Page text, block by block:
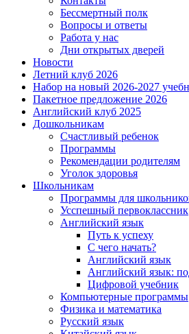
Бессмертный полк
Вопросы и ответы
Работа у нас
Дни открытых дверей
Новости
Летний клуб 2026
Набор на новый 2026-2027
Пакетное предложение 2026
Английский клуб 2025
Дошкольникам
Счастливый ребенок
Программы
Рекомендации родителям
Уголок здоровья
Школьникам
Программы для
Усспешный первоклассник
Английский язык
Путь к успеху
С чего начать?
Английский язык
Английский язык:
Цифровой учебник
Компьютерные программы
Физика и математика
Русский язык